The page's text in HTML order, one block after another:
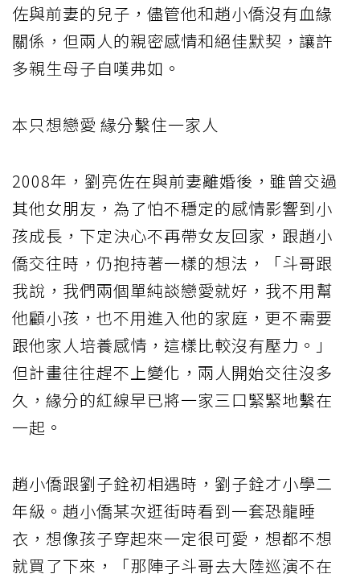
佐與前妻的兒子，儘管他和趙小僑沒有血緣
關係，但兩人的親密感情和絕佳默契，讓許
多親生母子自嘆弗如。
本只想戀愛 緣分繫住一家人
2008年，劉亮佐在與前妻離婚後，雖曾交過
其他女朋友，為了怕不穩定的感情影響到小
孩成長，下定決心不再帶女友回家，跟趙小
僑交往時，仍抱持著一樣的想法，「斗哥跟
我說，我們兩個單純談戀愛就好，我不用幫
他顧小孩，也不用進入他的家庭，更不需要
跟他家人培養感情，這樣比較沒有壓力。」
但計畫往往趕不上變化，兩人開始交往沒多
久，緣分的紅線早已將一家三口緊緊地繫在
一起。
趙小僑跟劉子銓初相遇時，劉子銓才小學二
年級。趙小僑某次逛街時看到一套恐龍睡
衣，想像孩子穿起來一定很可愛，想都不想
就買了下來，「那陣子斗哥去大陸巡演不在